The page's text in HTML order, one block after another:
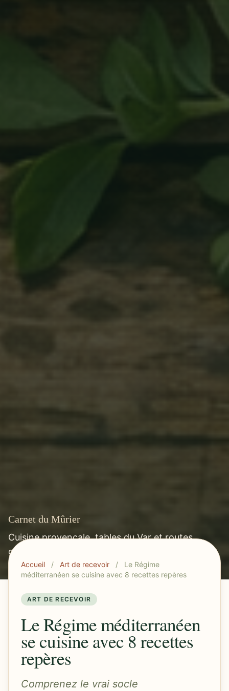
Carnet du Mûrier
Cuisine provençale, tables du Var et routes
gourmandes méditerranéennes.
Accueil / Art de recevoir /
Le Régime
méditerranéen se cuisine avec 8 recettes repères
ART DE RECEVOIR
Le Régime méditerranéen
se cuisine avec 8 recettes
repères
Comprenez le vrai socle